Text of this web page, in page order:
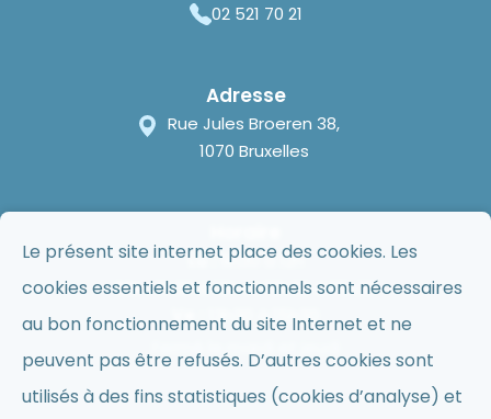
Le présent site internet place des cookies. Les
cookies essentiels et fonctionnels sont nécessaires
au bon fonctionnement du site Internet et ne
peuvent pas être refusés. D’autres cookies sont
utilisés à des fins statistiques (cookies d’analyse) et
02 521 70 21
Adresse
Rue Jules Broeren 38,
1070 Bruxelles
Lu :9h30 à 12h
Me :9h30 à 12h et 13h30 à 15h30
Ve :13h30 à 15h30
Fermé le mardi et jeudi